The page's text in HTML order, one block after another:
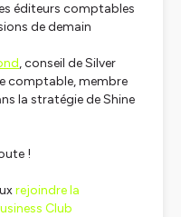
éditeurs comptables
de demain
, conseil de Silver
comptable, membre
la stratégie de Shine
!
rejoindre la
Club